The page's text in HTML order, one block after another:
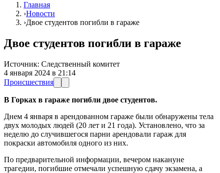
Главная
›Новости
›Двое студентов погибли в гараже
Двое студентов погибли в гараже
Источник: Следственный комитет
4 января 2024 в 21:14
Происшествия
В Горках в гараже погибли двое студентов.
Днем 4 января в арендованном гараже были обнаружены тела
двух молодых людей (20 лет и 21 года). Установлено, что за
неделю до случившегося парни арендовали гараж для
покраски автомобиля одного из них.
По предварительной информации, вечером накануне
трагедии, погибшие отмечали успешную сдачу экзамена, а